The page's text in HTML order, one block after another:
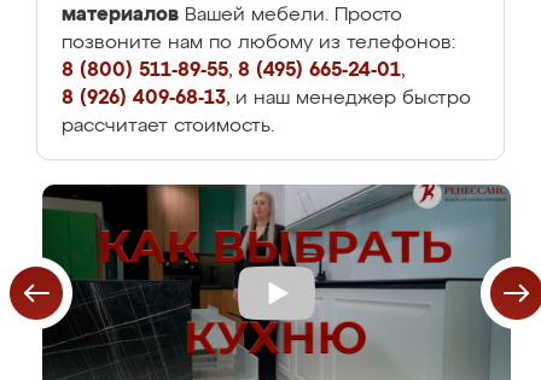
материалов Вашей мебели. Просто
позвоните нам по любому из телефонов:
8 (800) 511-89-55, 8 (495) 665-24-01,
8 (926) 409-68-13, и наш менеджер быстро
рассчитает стоимость.